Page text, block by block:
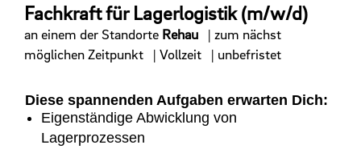
Fachkraft für Lagerlogistik (m/w/d)
an einem der Standorte Rehau
| zum nächst
möglichen Zeitpunkt
| Vollzeit | unbefristet
Diese spannenden Aufgaben erwarten Dich:
Eigenständige Abwicklung von
Lagerprozessen